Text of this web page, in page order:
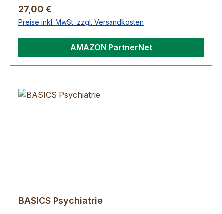
Regulärer Preis:
27,00 €
Preise inkl. MwSt. zzgl. Versandkosten
AMAZON PartnerNet
BASICS Psychiatrie